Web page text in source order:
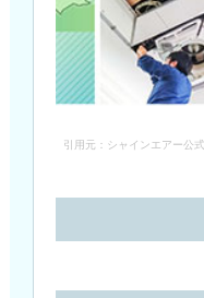
引用元：シャインエアー公